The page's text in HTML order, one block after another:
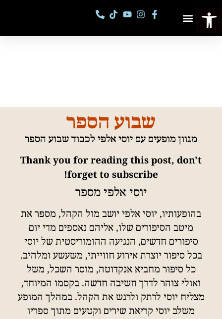
שבוע הספר
מגוון מופעים עם יוסי אלפי לכבוד שבוע הספר
Thank you for reading this post, don't
forget to subscribe!
יוסי אלפי מספר
בהופעותיו, יוסי אלפי יושב מול הקהל, מספר את
מיטב הסיפורים שלו, אליהם נאספים מדי יום
סיפורים חדשים, הנגיעה ההומוריסטית של יוסי
בכל סיפור יוצרת אירוע חווייתי, משעשע ומלהיב.
כל סיפור מחביא אנקדוטה, מוסר השכל, משל
ואולי צוהר לדרך חשיבה חדשה. בקסמו המיוחד,
מצליח יוסי לרתק ולרגש את הקהל. במהלך המופע
משלב יוסי קריאת שירים וקטעים מתוך ספריו
פתח סרגל נגישות